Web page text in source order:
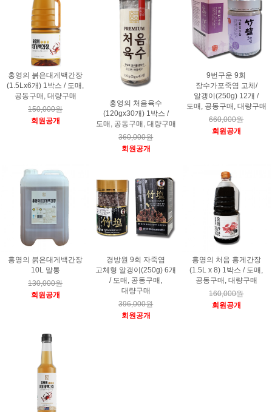
홍영의 붉은대게백간장
(1.5Lx6개) 1박스 / 도매,
공동구매, 대량구매
150,000원
회원공개
홍영의 처음육수
(120gx30개) 1박스 /
도매, 공동구매, 대량구매
360,000원
회원공개
9번구운 9회
장수가포죽염 고체/
알갱이(250g) 12개 /
도매, 공동구매, 대량구매
660,000원
회원공개
홍영의 붉은대게백간장
10L 말통
130,000원
회원공개
경방원 9회 자죽염
고체형 알갱이(250g) 6개
/ 도매, 공동구매,
대량구매
396,000원
회원공개
홍영의 처음 홍게간장
(1.5L x 8) 1박스 / 도매,
공동구매, 대량구매
160,000원
회원공개